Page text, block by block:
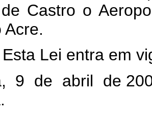
Castro o
Acre.
Lei entra em
9 de abril de